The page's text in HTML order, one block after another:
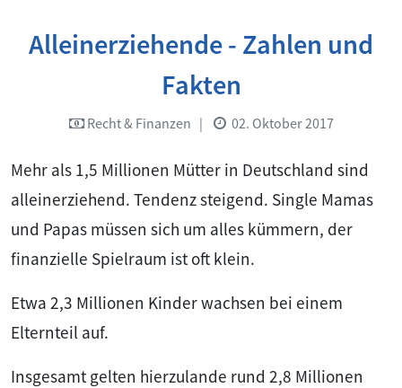
Alleinerziehende - Zahlen und
Fakten
Recht & Finanzen | 02. Oktober 2017
Mehr als 1,5 Millionen Mütter in Deutschland sind
alleinerziehend. Tendenz steigend. Single Mamas
und Papas müssen sich um alles kümmern, der
finanzielle Spielraum ist oft klein.
Etwa 2,3 Millionen Kinder wachsen bei einem
Elternteil auf.
Insgesamt gelten hierzulande rund 2,8 Millionen